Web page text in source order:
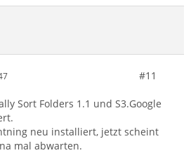
#11
Sort Folders 1.1 und S3.Google
neu installiert, jetzt scheint
mal abwarten.